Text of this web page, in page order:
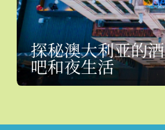
探秘澳大利亚的酒
吧和夜生活